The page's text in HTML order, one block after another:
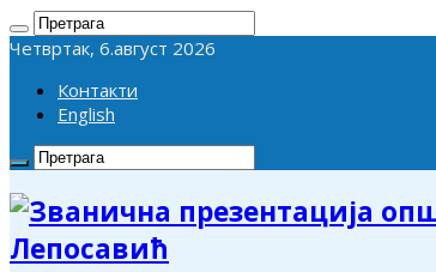
Четвртак, 6.август 2026
Контакти
English
Лепосавић